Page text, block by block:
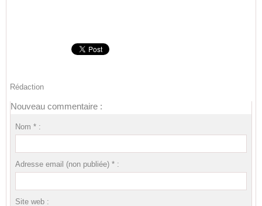
Rédaction
Nouveau commentaire :
Nom * :
Adresse email (non publiée) * :
Site web :